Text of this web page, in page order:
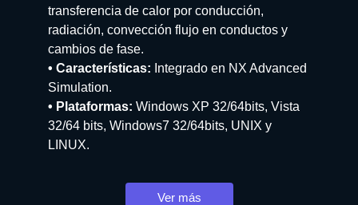
transferencia de calor por conducción,
radiación, convección flujo en conductos y
cambios de fase.
• Características: Integrado en NX Advanced
Simulation.
• Plataformas: Windows XP 32/64bits, Vista
32/64 bits, Windows7 32/64bits, UNIX y
LINUX.
Ver más